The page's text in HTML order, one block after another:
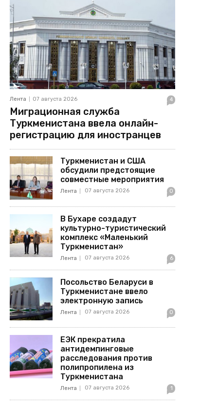
Лента 07 августа 2026 4
Миграционная служба
Туркменистана ввела онлайн-
регистрацию для иностранцев
Туркменистан и США
обсудили предстоящие
совместные мероприятия
Лента 07 августа 2026 0
В Бухаре создадут
культурно-туристический
комплекс «Маленький
Туркменистан»
Лента 07 августа 2026 6
Посольство Беларуси в
Туркменистане ввело
электронную запись
Лента 07 августа 2026 0
ЕЭК прекратила
антидемпинговые
расследования против
полипропилена из
Туркменистана
Лента 07 августа 2026 1